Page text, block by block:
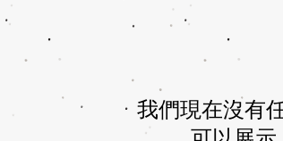
我們現在沒有